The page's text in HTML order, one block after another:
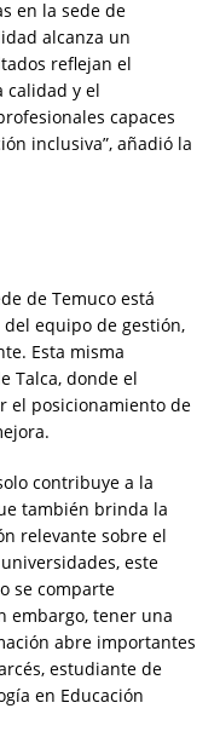
en la sede de
alcanza un
reflejan el
calidad y el
capaces
inclusiva”, añadió la
de Temuco está
equipo de gestión,
Esta misma
Talca, donde el
el posicionamiento de
contribuye a la
también brinda la
relevante sobre el
este
se comparte
embargo, tener una
abre importantes
estudiante de
en Educación